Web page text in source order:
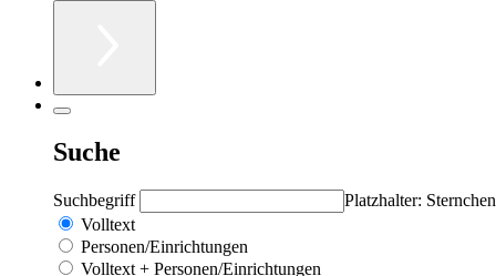
Suche
Suchbegriff
Platzhalter:
Volltext
Personen/Einrichtungen
Volltext + Personen/Einrichtungen